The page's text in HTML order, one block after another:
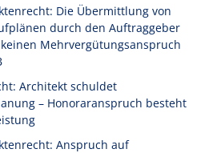
Die Übermittlung von
durch den Auftraggeber
Mehrvergütungsanspruch
Architekt schuldet
– Honoraranspruch besteht
Anspruch auf